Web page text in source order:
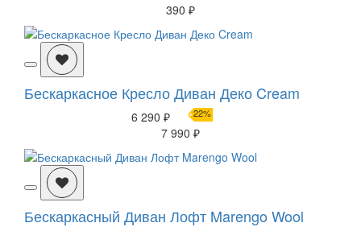
390 ₽
Бескаркасное Кресло Диван Деко Cream
6 290 ₽ 22%
7 990 ₽
Бескаркасный Диван Лофт Marengo Wool